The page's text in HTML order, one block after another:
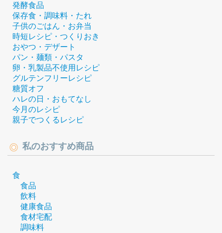
発酵食品
保存食・調味料・たれ
子供のごはん・お弁当
時短レシピ・つくりおき
おやつ・デザート
パン・麺類・パスタ
卵・乳製品不使用レシピ
グルテンフリーレシピ
糖質オフ
ハレの日・おもてなし
今月のレシピ
親子でつくるレシピ
私のおすすめ商品
食
食品
飲料
健康食品
食材宅配
調味料